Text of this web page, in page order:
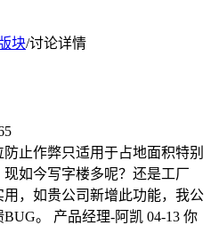
块/讨论详情
止作弊只适用于占地面积特别
如今写字楼多呢？还是工厂
，如贵公司新增此功能，我公
。 产品经理-阿凯 04-13 你